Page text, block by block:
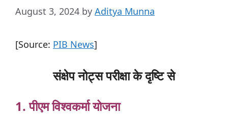
August 3, 2024 by Aditya Munna
[Source: PIB News]
संक्षेप नोट्स परीक्षा के दृष्टि से
1. पीएमविश्वकर्मायोजना